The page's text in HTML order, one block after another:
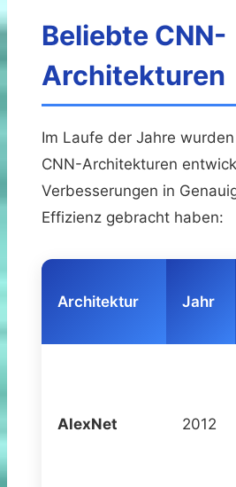
Beliebte CNN-
Architekturen
Im Laufe der Jahre
CNN-Architekturen
Verbesserungen in
Effizienz gebracht haben:
Architektur Jahr
AlexNet 2012